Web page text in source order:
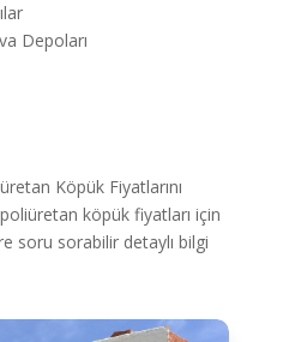
Depoları
Köpük Fiyatlarını
köpük fiyatları için
soru sorabilir detaylı bilgi